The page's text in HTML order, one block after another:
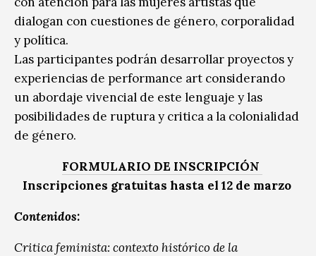
dialogan con cuestiones de género, corporalidad
y política.
Las participantes podrán desarrollar proyectos y
experiencias de performance art considerando
un abordaje vivencial de este lenguaje y las
posibilidades de ruptura y critica a la colonialidad
de género.
FORMULARIO DE INSCRIPCIÓN
Inscripciones gratuitas hasta el 12 de marzo
Contenidos:
Critica feminista: contexto histórico de la